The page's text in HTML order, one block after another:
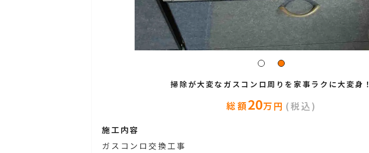
掃除が大変なガスコンロ周りを家事ラクに大変身！
総額20万円 (税込)
施工内容
ガスコンロ交換工事